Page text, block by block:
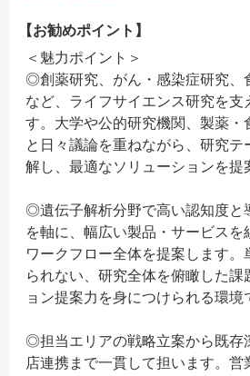
【お勧めポイント】
＜魅力ポイント＞
◎創薬研究、がん・感染症研究、
など、ライフサイエンス研究を支
す。大学や公的研究機関、製薬・
と日々議論を重ねながら、研究テ
解し、最適なソリューションを提
◎遺伝子解析分野で高い認知度と
を軸に、幅広い製品・サービスを
ワークフロー全体を提案します
られない、研究全体を俯瞰した課
ョン提案力を身につけられる環境
◎担当エリアの戦略立案から既存
店連携まで一貫して担います。営